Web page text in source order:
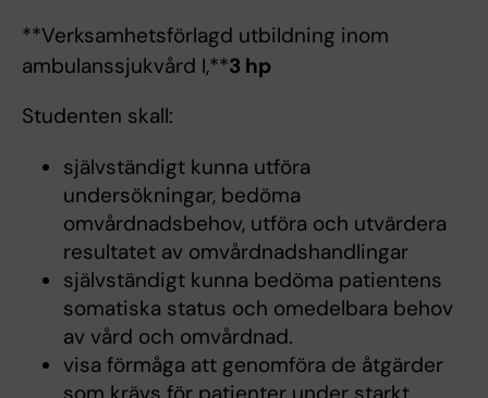
**Verksamhetsförlagd utbildning inom
ambulanssjukvård I,**3 hp
Studenten skall:
självständigt kunna utföra
undersökningar, bedöma
omvårdnadsbehov, utföra och utvärdera
resultatet av omvårdnadshandlingar
självständigt kunna bedöma patientens
somatiska status och omedelbara behov
av vård och omvårdnad.
visa förmåga att genomföra de åtgärder